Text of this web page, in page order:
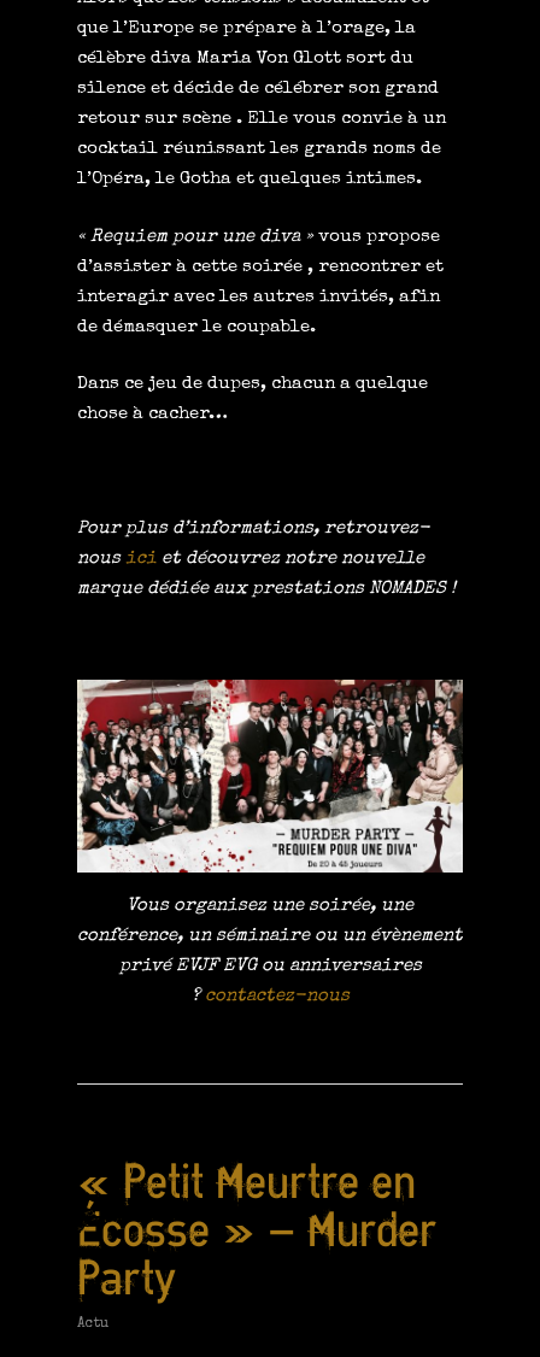
que l’Europe se prépare à l’orage, la
célèbre diva Maria Von Glott sort du
silence et décide de célébrer son grand
retour sur scène . Elle vous convie à un
cocktail réunissant les grands noms de
l’Opéra, le Gotha et quelques intimes.
« Requiem pour une diva »vous propose
d’assister à cette soirée , rencontrer et
interagir avec les autres invités, afin
de démasquer le coupable.
Dans ce jeu de dupes, chacun a quelque
chose à cacher…
Pour plus d’informations, retrouvez-
nous ici et découvrez notre nouvelle
marque dédiée aux prestations NOMADES !
Vous organisez une soirée, une
conférence, un séminaire ou un évènement
privé EVJF EVG ou anniversaires
? contactez-nous
« Petit Meurtre en
Écosse » – Murder
Party
Actu